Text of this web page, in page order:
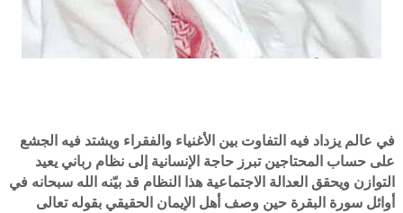
في عالم يزداد فيه التفاوت بين الأغنياء والفقراء ويشتد فيه الجشع
على حساب المحتاجين تبرز حاجة الإنسانية إلى نظام رباني يعيد
التوازن ويحقق العدالة الاجتماعية هذا النظام قد بيّنه الله سبحانه في
أوائل سورة البقرة حين وصف أهل الإيمان الحقيقي بقوله تعالى